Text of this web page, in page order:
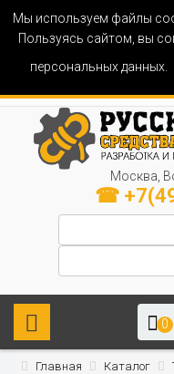
Мы используем файлы
Пользуясь сайтом, вы
персональных данных.
Москва,
☎
0
Главная Каталог